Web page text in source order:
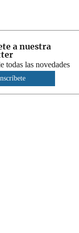
a nuestra
todas las novedades